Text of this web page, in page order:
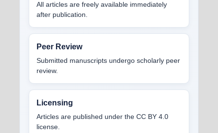
All articles are freely available immediately
after publication.
Peer Review
Submitted manuscripts undergo scholarly peer
review.
Licensing
Articles are published under the CC BY 4.0
license.